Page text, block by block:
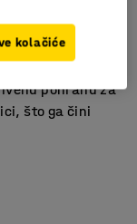
tri police i s
pohranu za
što ga čini
kolačiće